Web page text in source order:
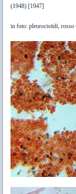
(1948) [1947]
in foto: pleurocistidi, rosso